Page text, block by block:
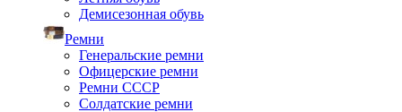
Демисезонная обувь
Ремни
Генеральские ремни
Офицерские ремни
Ремни СССР
Солдатские ремни